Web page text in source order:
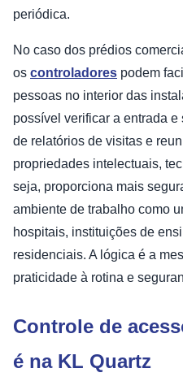
periódica.
No caso dos prédios
os controladores podem
pessoas no interior das
possível verificar a entrada
de relatórios de visitas e
propriedades intelectuais,
seja, proporciona mais
ambiente de trabalho como
hospitais, instituições de
residenciais. A lógica é a
praticidade à rotina e
Controle de
é na KL Quartz